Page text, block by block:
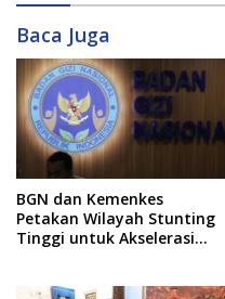
Baca Juga
BGN dan Kemenkes
Petakan Wilayah Stunting
Tinggi untuk Akselerasi